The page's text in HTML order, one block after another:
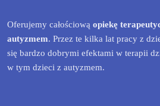
Oferujemy całościową opiekę
autyzmem. Przez te kilka lat pracy z
się bardzo dobrymi efektami w terapii
w tym dzieci z autyzmem.